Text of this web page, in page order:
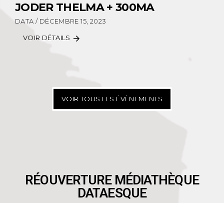
JODER THELMA + 300MA
DATA / DÉCEMBRE 15, 2023
VOIR DÉTAILS arrow_forward
VOIR TOUS LES ÉVÈNEMENTS
RÉOUVERTURE MÉDIATHÈQUE
DATAESQUE